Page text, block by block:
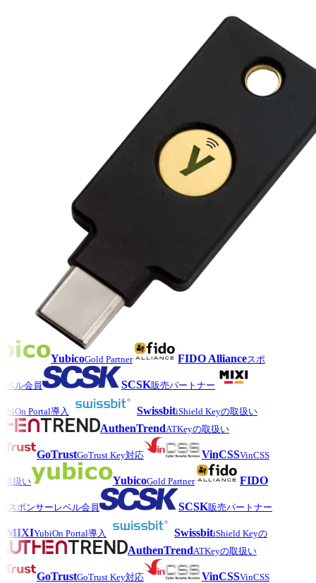
YubicoGold Partner FIDO Allianceスポ
ル会員 SCSK 販売パートナー
Portal導入 SwissbitiShield Keyの取扱い
AuthenTrendATKeyの取扱い
GoTrustGoTrust Key対応 VinCSSVinCSS
扱い YubicoGold Partner FIDO
スポンサーレベル会員 SCSK 販売パートナー
YubiOn Portal導入 SwissbitiShield Keyの
AuthenTrendATKeyの取扱い
GoTrustGoTrust Key対応 VinCSSVinCSS